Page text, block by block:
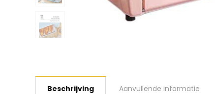
Beschrijving Aanvullende informatie